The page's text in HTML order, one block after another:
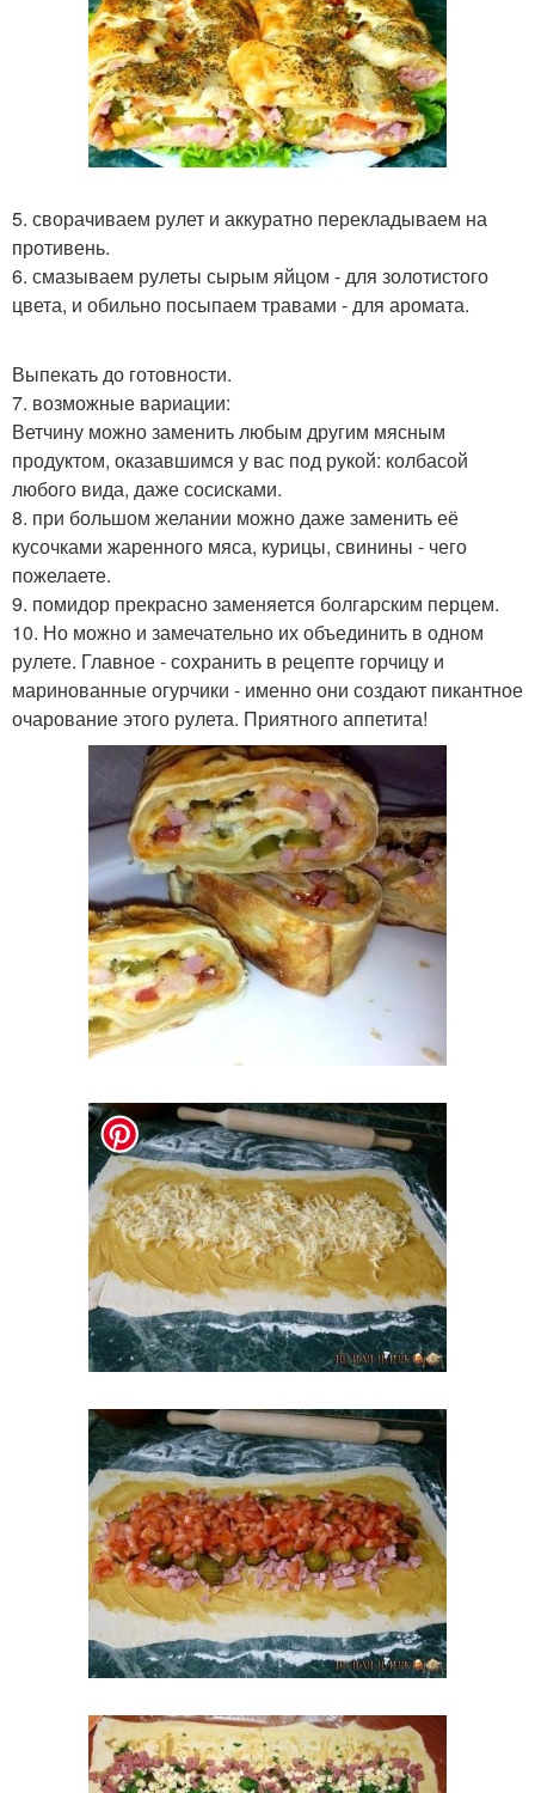
5. сворачиваем рулет и аккуратно перекладываем на
противень.
6. смазываем рулеты сырым яйцом - для золотистого
цвета, и обильно посыпаем травами - для аромата.
Выпекать до готовности.
7. возможные вариации:
Ветчину можно заменить любым другим мясным
продуктом, оказавшимся у вас под рукой: колбасой
любого вида, даже сосисками.
8. при большом желании можно даже заменить её
кусочками жаренного мяса, курицы, свинины - чего
пожелаете.
9. помидор прекрасно заменяется болгарским перцем.
10. Но можно и замечательно их объединить в одном
рулете. Главное - сохранить в рецепте горчицу и
маринованные огурчики - именно они создают пикантное
очарование этого рулета. Приятного аппетита!